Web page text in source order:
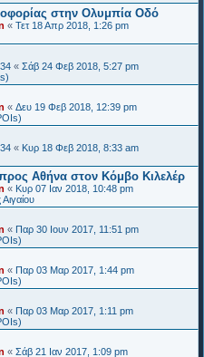
στην Ολυμπία Οδό
« Τετ 18 Απρ 2018, 1:26 pm
« Σάβ 24 Φεβ 2018, 5:27 pm
« Δευ 19 Φεβ 2018, 12:39 pm
« Κυρ 18 Φεβ 2018, 8:33 am
Αθήνα στον Κόμβο Κιλελέρ
« Κυρ 07 Ιαν 2018, 10:48 pm
« Παρ 30 Ιουν 2017, 11:51 pm
« Παρ 03 Μαρ 2017, 1:44 pm
« Παρ 03 Μαρ 2017, 1:11 pm
« Σάβ 21 Ιαν 2017, 1:09 pm